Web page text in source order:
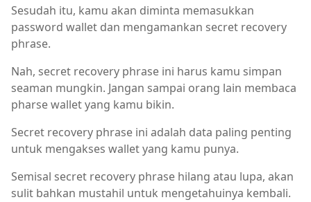
Sesudah itu, kamu akan diminta memasukkan
password wallet dan mengamankan secret recovery
phrase.
Nah, secret recovery phrase ini harus kamu simpan
seaman mungkin. Jangan sampai orang lain membaca
pharse wallet yang kamu bikin.
Secret recovery phrase ini adalah data paling penting
untuk mengakses wallet yang kamu punya.
Semisal secret recovery phrase hilang atau lupa, akan
sulit bahkan mustahil untuk mengetahuinya kembali.